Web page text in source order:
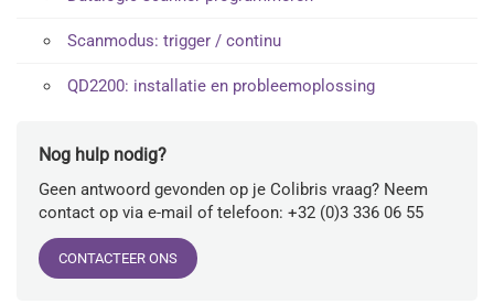
Scanmodus: trigger / continu
QD2200: installatie en probleemoplossing
Nog hulp nodig?
Geen antwoord gevonden op je Colibris vraag? Neem
contact op via e-mail of telefoon: +32 (0)3 336 06 55
CONTACTEER ONS